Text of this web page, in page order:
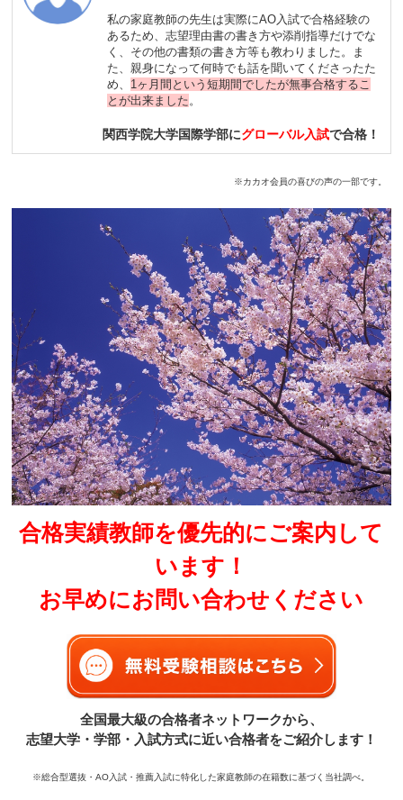
私の家庭教師の先生は実際にAO入試で合格経験の
あるため、志望理由書の書き方や添削指導だけでな
く、その他の書類の書き方等も教わりました。ま
た、親身になって何時でも話を聞いてくださったた
め、 1ヶ月間という短期間でしたが無事合格するこ
とが出来ました 。
関西学院大学国際学部にグローバル入試で合格！
※カカオ会員の喜びの声の一部です。
合格実績教師を優先的にご案内して
います！
お早めにお問い合わせください
全国最大級の合格者ネットワークから、
志望大学・学部・入試方式に近い合格者をご紹介します！
※総合型選抜・AO入試・推薦入試に特化した家庭教師の在籍数に基づく当社調べ。